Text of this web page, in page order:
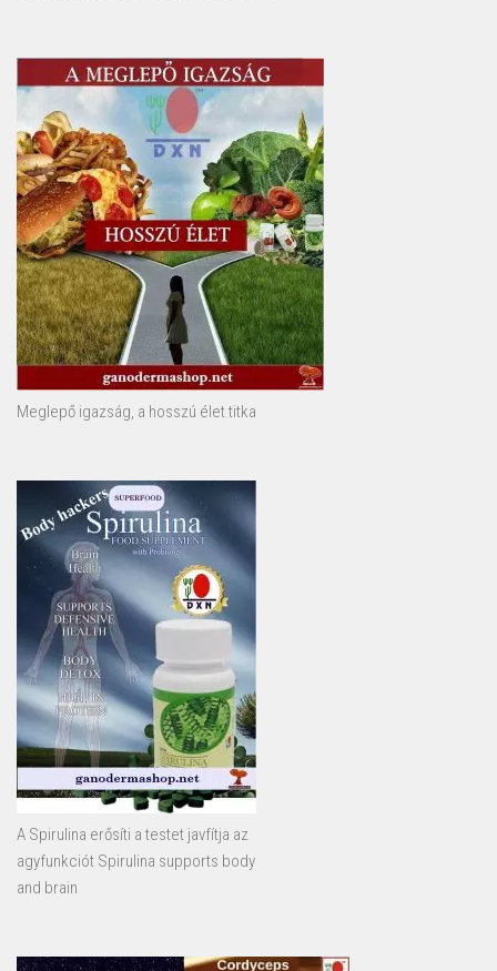
Meglepő igazság, a hosszú élet titka
A Spirulina erősíti a testet javfítja az
agyfunkciót Spirulina supports body
and brain